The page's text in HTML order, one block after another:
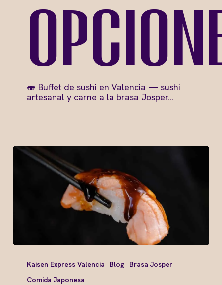
🍣 Buffet de sushi en Valencia — sushi
artesanal y carne a la brasa Josper…
Kaisen Express Valencia Blog
Brasa Josper
Comida Japonesa